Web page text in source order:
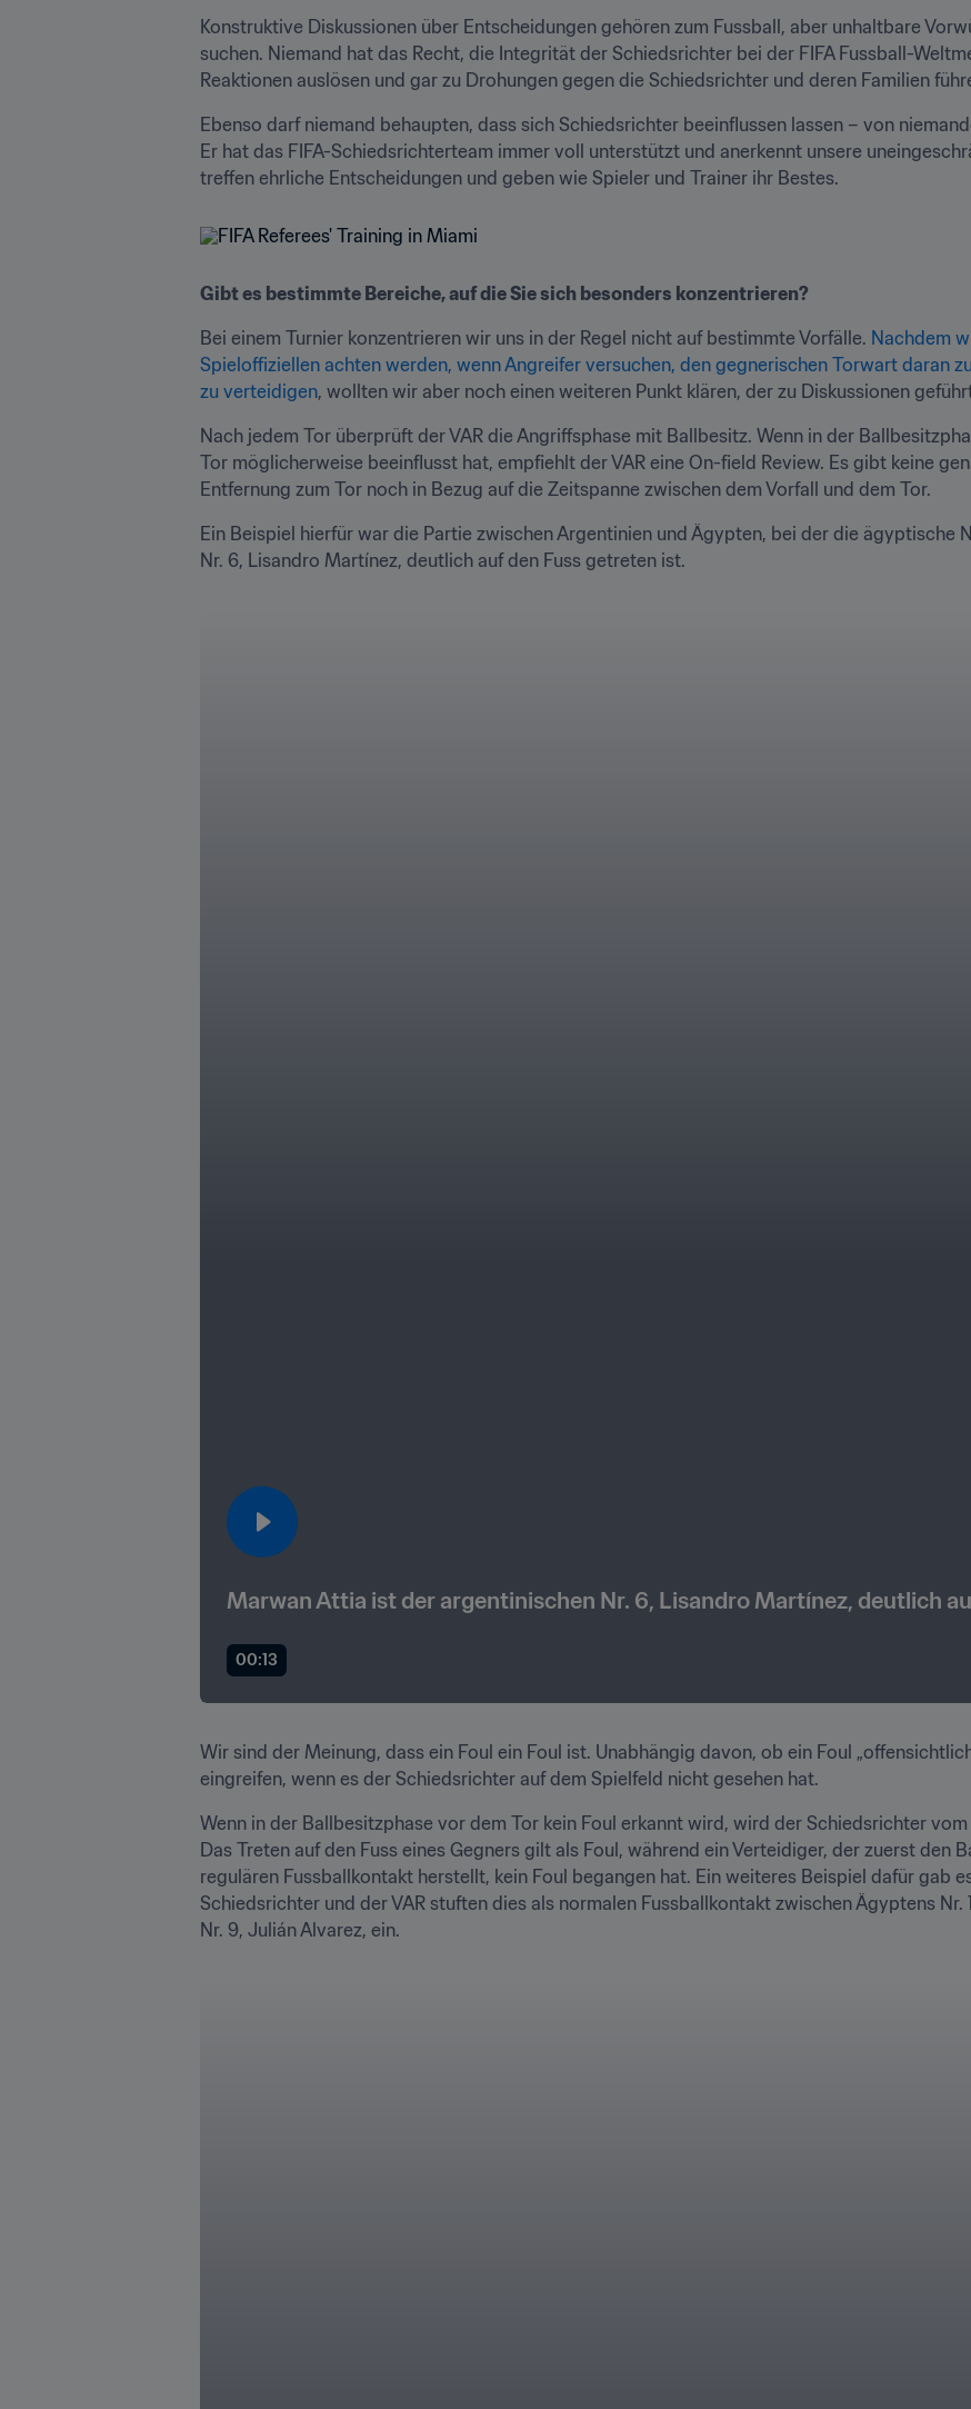
Konstruktive Diskussionen über Entscheidungen gehören zum Fussball, aber unhaltbare
suchen. Niemand hat das Recht, die Integrität der Schiedsrichter bei der FIFA Fussball-
Reaktionen auslösen und gar zu Drohungen gegen die Schiedsrichter und deren Familien
Ebenso darf niemand behaupten, dass sich Schiedsrichter beeinflussen lassen – von
Er hat das FIFA-Schiedsrichterteam immer voll unterstützt und anerkennt unsere
treffen ehrliche Entscheidungen und geben wie Spieler und Trainer ihr Bestes.
Gibt es bestimmte Bereiche, auf die Sie sich besonders konzentrieren?
Bei einem Turnier konzentrieren wir uns in der Regel nicht auf bestimmte Vorfälle. Nachdem
Spieloffiziellen achten werden, wenn Angreifer versuchen, den gegnerischen Torwart daran
zu verteidigen, wollten wir aber noch einen weiteren Punkt klären, der zu Diskussionen
Nach jedem Tor überprüft der VAR die Angriffsphase mit Ballbesitz. Wenn in der
Tor möglicherweise beeinflusst hat, empfiehlt der VAR eine On-field Review. Es gibt keine
Entfernung zum Tor noch in Bezug auf die Zeitspanne zwischen dem Vorfall und dem Tor.
Ein Beispiel hierfür war die Partie zwischen Argentinien und Ägypten, bei der die ägyptische
Nr. 6, Lisandro Martínez, deutlich auf den Fuss getreten ist.
Marwan Attia ist der argentinischen Nr. 6, Lisandro Martínez, deutlich
00:13
Wir sind der Meinung, dass ein Foul ein Foul ist. Unabhängig davon, ob ein Foul
eingreifen, wenn es der Schiedsrichter auf dem Spielfeld nicht gesehen hat.
Wenn in der Ballbesitzphase vor dem Tor kein Foul erkannt wird, wird der Schiedsrichter
Das Treten auf den Fuss eines Gegners gilt als Foul, während ein Verteidiger, der zuerst den
regulären Fussballkontakt herstellt, kein Foul begangen hat. Ein weiteres Beispiel dafür gab
Schiedsrichter und der VAR stuften dies als normalen Fussballkontakt zwischen Ägyptens Nr.
Nr. 9, Julián Alvarez, ein.